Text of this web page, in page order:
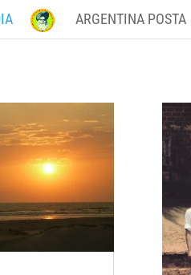
ARGENTINA POSTA